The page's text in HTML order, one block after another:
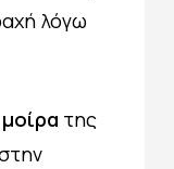
λόγω
της